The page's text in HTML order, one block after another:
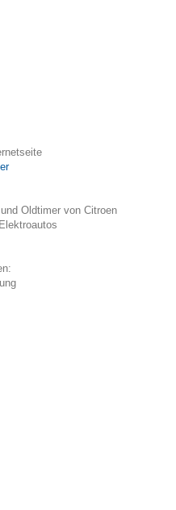
Oldtimer von Citroen